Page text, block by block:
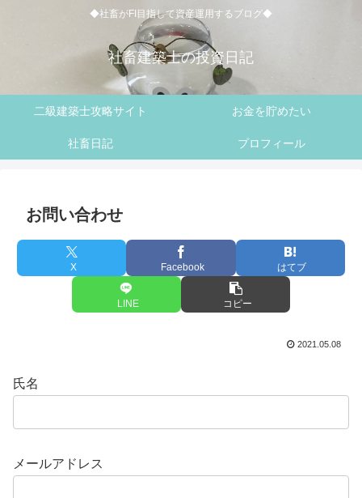
◆社畜がFI目指して資産運用するブログ◆
社畜建築士の投資日記
二級建築士攻略サイト お金を貯めたい
社畜日記 プロフィール
お問い合わせ
X Facebook はてブ
LINE コピー
2021.05.08
氏名
メールアドレス